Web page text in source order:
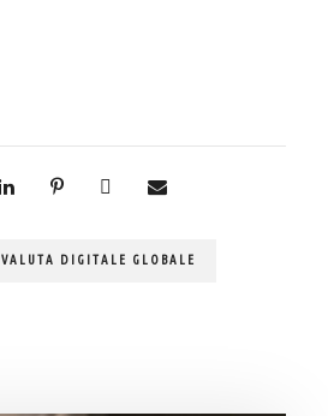
VALUTA DIGITALE GLOBALE